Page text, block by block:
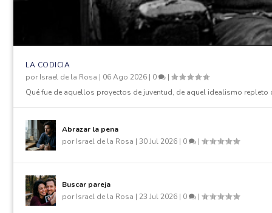
LA CODICIA
porIsrael de la Rosa | 06 Ago 2026 | 0
|
Qué fue de aquellos proyectos de juventud, de aquel idealismo repleto
Abrazar la pena
porIsrael de la Rosa |30 Jul 2026 | 0 |
Buscar pareja
porIsrael de la Rosa | 23 Jul 2026 | 0 |